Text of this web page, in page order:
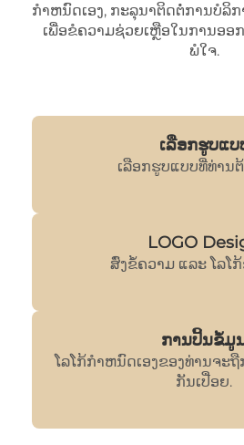
ກໍາຫນົດເອງ, ກະລຸນາຕິດຕໍ່ການບໍລິ
ເພື່ອຂໍຄວາມຊ່ວຍເຫຼືອໃນການອອ
ພໍໃຈ.
ເລືອກຮູບແບ
ເລືອກຮູບແບບທີ່ທ່ານ
LOGO
ສົ່ງຂໍ້ຄວາມ ແລະ ໂລໂ
ການປິ້ນຂໍ້ມູ
ໂລໂກ້ກໍາຫນົດເອງຂອງທ່ານຈະຖື
ກັນເປື່ອຍ.